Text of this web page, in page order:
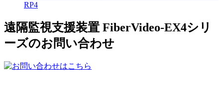
RP4
遠隔監視支援装置 FiberVideo-EX4シリ
ーズのお問い合わせ